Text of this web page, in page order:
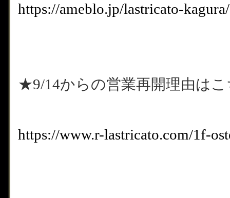
https://ameblo.jp/lastricato-
★9/14からの営業再開理由はこ
https://www.r-lastricato.com/1f-